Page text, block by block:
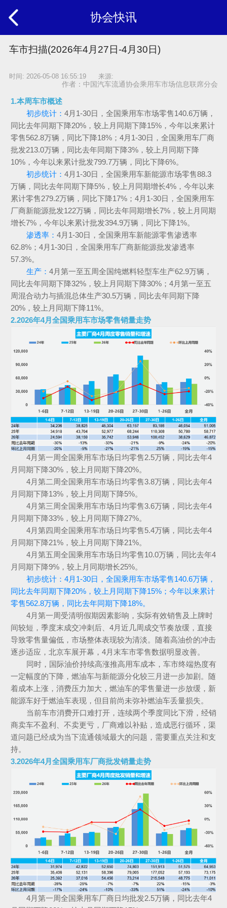
协会快讯
车市扫描(2026年4月27日-4月30日)
时间: 2026-05-08 16:55:19 来源:
作者：中国汽车流通协会乘用车市场信息联席分会
1.本周车市概述
初步统计： 4月1-30日，全国乘用车市场零售140.6万辆，
同比去年同期下降20%，较上月同期下降15%，今年以来累计
零售562.8万辆，同比下降18%；4月1-30日，全国乘用车厂商
批发213.0万辆，同比去年同期下降3%，较上月同期下降
10%，今年以来累计批发799.7万辆，同比下降6%。
初步统计： 4月1-30日，全国乘用车新能源市场零售88.3
万辆，同比去年同期下降5%，较上月同期增长4%，今年以来
累计零售279.2万辆，同比下降17%；4月1-30日，全国乘用车
厂商新能源批发122万辆，同比去年同期增长7%，较上月同期
增长7%，今年以来累计批发394.9万辆，同比下降1%。
渗透率： 4月1-30日，全国乘用车新能源零售渗透率
62.8%；4月1-30日，全国乘用车厂商新能源批发渗透率
57.3%。
生产： 4月第一至五周全国纯燃料轻型车生产62.9万辆，
同比去年同期下降32%，较上月同期下降30%；4月第一至五
周混合动力与插混总体生产30.5万辆，同比去年同期下降
20%，较上月同期下降11%。
2.2026年4月全国乘用车市场零售销量走势
4月第一周全国乘用车市场日均零售2.5万辆，同比去年4
月同期下降30%，较上月同期下降20%。
4月第二周全国乘用车市场日均零售3.8万辆，同比去年4
月同期下降13%，较上月同期下降5%。
4月第三周全国乘用车市场日均零售3.6万辆，同比去年4
月同期下降33%，较上月同期下降27%。
4月第四周全国乘用车市场日均零售5.4万辆，同比去年4
月同期下降21%，较上月同期下降21%。
4月第五周全国乘用车市场日均零售10.0万辆，同比去年4
月同期下降9%，较上月同期增长25%。
初步统计：4月1-30日，全国乘用车市场零售140.6万辆，
同比去年同期下降20%，较上月同期下降15%；今年以来累计
零售562.8万辆，同比去年同期下降18%。
4月第一周受清明假期因素影响，实际有效销售及上牌时
间较短，季度末成交冲刺后、4月近几周成交节奏放缓，直接
导致零售量偏低，市场整体表现较为清淡。随着高油价的冲击
逐步适应，北京车展开幕，4月末车市零售数据明显改善。
同时，国际油价持续高涨推高用车成本，车市终端热度有
一定幅度的下降，燃油车与新能源分化较三月进一步加剧。随
着成本上涨，消费压力加大，燃油车的零售量进一步放缓，新
能源车好于燃油车表现，但目前尚未弥补燃油车丢量损失。
当前车市消费开口难打开，连续两个季度同比下滑，经销
商卖车不盈利、不卖更亏，厂商难以补贴，造成恶行循环，渠
道问题已经成为当下流通领域最大的问题，需要重点关注和支
持。
3.2026年4月全国乘用车厂商批发销量走势
4月第一周全国乘用车厂商日均批发2.5万辆，同比去年4